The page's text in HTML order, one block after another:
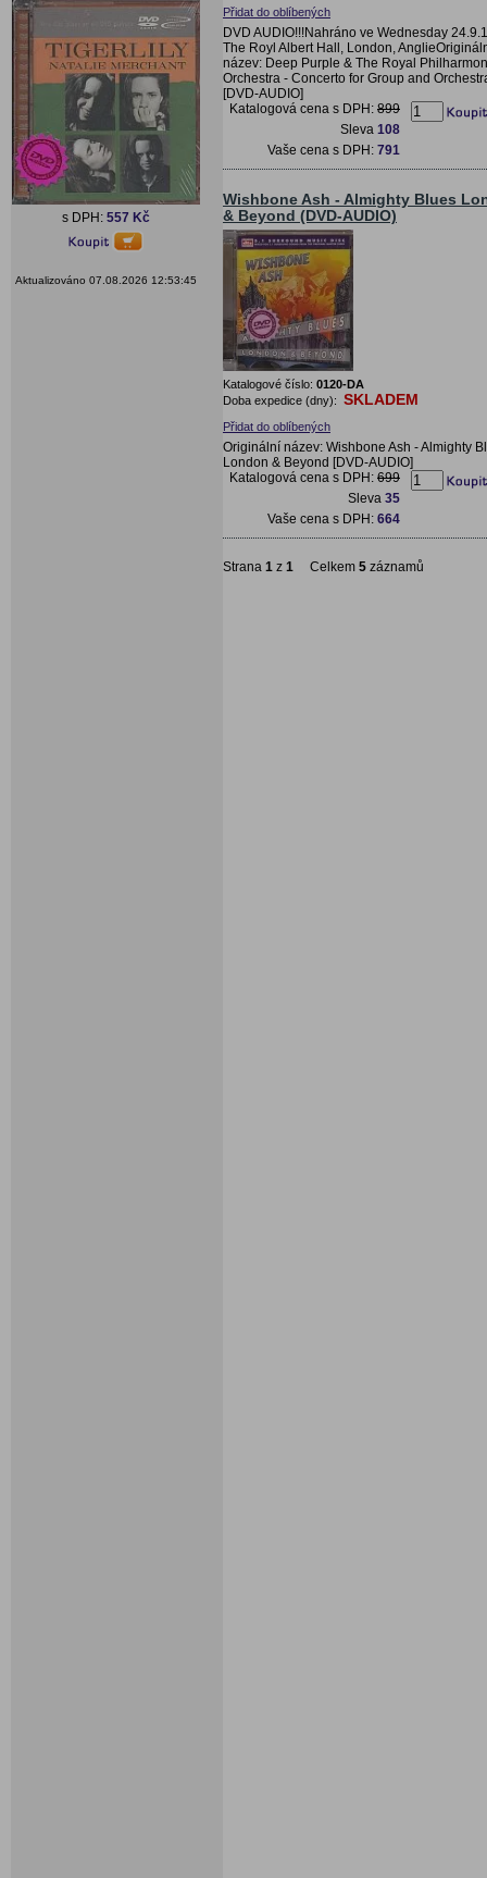
s DPH: 557 Kč
Aktualizováno 07.08.2026 12:53:45
Přidat do oblíbených
DVD AUDIO!!!Nahráno ve Wednesday
The Royl Albert Hall, London,
název: Deep Purple & The Royal
Orchestra - Concerto for Group and
[DVD-AUDIO]
Katalogová cena s DPH: 899
Sleva 108
Vaše cena s DPH: 791
Wishbone Ash - Almighty Blues
& Beyond (DVD-AUDIO)
Katalogové číslo: 0120-DA
Doba expedice (dny): SKLADEM
Přidat do oblíbených
Originální název: Wishbone Ash - Almighty
London & Beyond [DVD-AUDIO]
Katalogová cena s DPH: 699
Sleva 35
Vaše cena s DPH: 664
Strana 1 z 1 Celkem 5 záznamů